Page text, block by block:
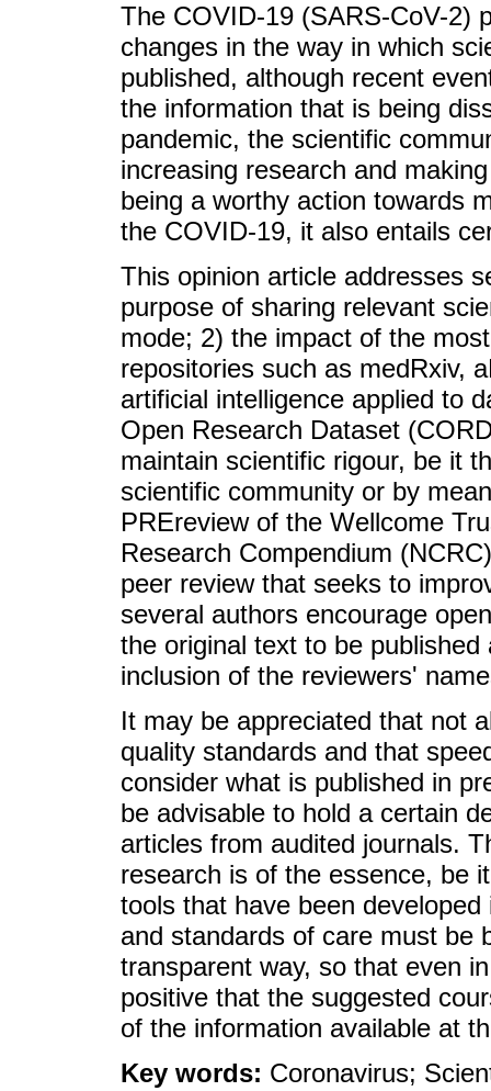
The COVID-19 (SARS-CoV-2)
changes in the way in which
published, although recent
the information that is being
pandemic, the scientific
increasing research and
being a worthy action towards
the COVID-19, it also entails
This opinion article addresses
purpose of sharing relevant
mode; 2) the impact of the
repositories such as medRxiv,
artificial intelligence applied to
Open Research Dataset
maintain scientific rigour, be it
scientific community or by
PREreview of the Wellcome
Research Compendium
peer review that seeks to
several authors encourage
the original text to be
inclusion of the reviewers'
It may be appreciated that not
quality standards and that
consider what is published in
be advisable to hold a certain
articles from audited journals.
research is of the essence, be
tools that have been
and standards of care must be
transparent way, so that even
positive that the suggested
of the information available at
Key words: Coronavirus;